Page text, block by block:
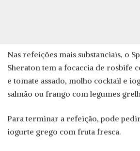
Nas refeições mais substanciais, o
Sheraton tem a focaccia de rosbife
e tomate assado, molho cocktail e
salmão ou frango com legumes
Para terminar a refeição, pode
iogurte grego com fruta fresca.